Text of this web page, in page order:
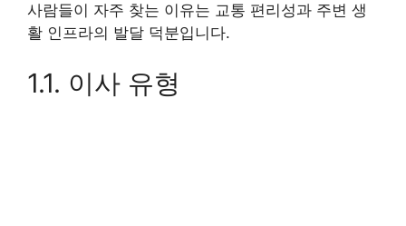
사람들이 자주 찾는 이유는 교통 편리성과 주변 생
활 인프라의 발달 덕분입니다.
1.1. 이사 유형